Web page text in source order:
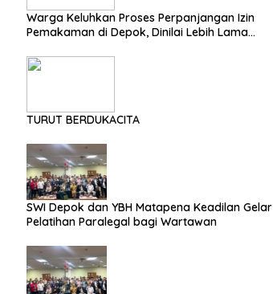
Warga Keluhkan Proses Perpanjangan Izin
Pemakaman di Depok, Dinilai Lebih Lama
TURUT BERDUKACITA
SWI Depok dan YBH Matapena Keadilan Gelar
Pelatihan Paralegal bagi Wartawan